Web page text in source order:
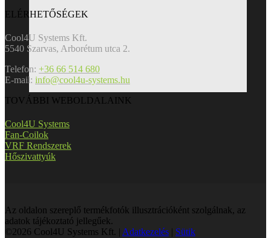
ELÉRHETŐSÉGEK
Cool4U Systems Kft.
5540 Szarvas, Arborétum utca 2.
Telefon: +36 66 514 680
E-mail: info@cool4u-systems.hu
TOVÁBBI WEBOLDALAINK
Cool4U Systems
Fan-Coilok
VRF Rendszerek
Hőszivattyúk
Az oldalon szereplő termékfotók illusztrációként szolgálnak, az
adatok tájékoztató jellegűek.
©2026 Cool4U Systems Kft. | Adatkezelés | Sütik